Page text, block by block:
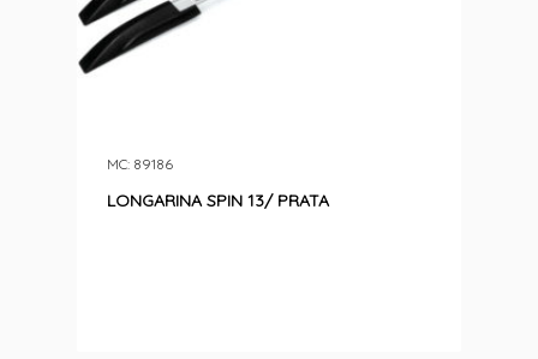
LONGARINA SPIN 13/ PRATA
MC: 89186